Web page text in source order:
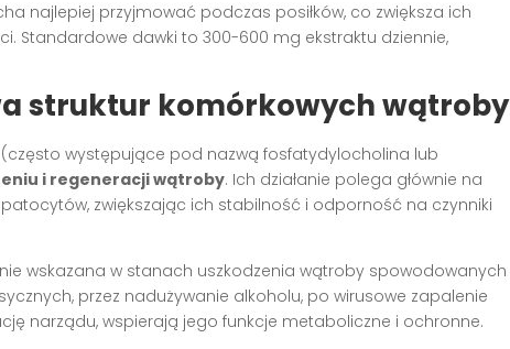
najlepiej przyjmować podczas posiłków, co zwiększa ich
Standardowe dawki to 300-600 mg ekstraktu dziennie,
struktur komórkowych wątroby
(często występujące pod nazwą fosfatydylocholina lub
i regeneracji wątroby. Ich działanie polega głównie na
zwiększając ich stabilność i odporność na czynniki
wskazana w stanach uszkodzenia wątroby spowodowanych
przez nadużywanie alkoholu, po wirusowe zapalenie
narządu, wspierają jego funkcje metaboliczne i ochronne.